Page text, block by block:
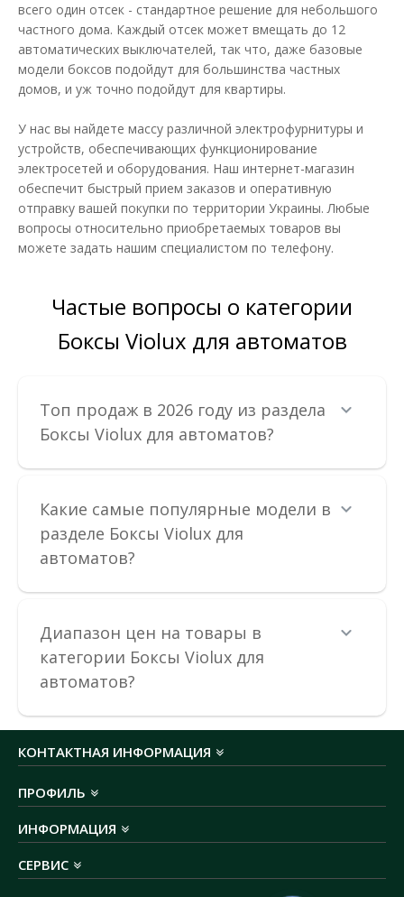
1 004.94 грн
В КОРЗИНУ
В сравнения
В закладки
Бокс пластиковый VIOLUX на 36 модулей
внутренний
Доступность: В наличии
Ящик для автоматов VIOLUX предназначен для установки
В сравнения
всего один отсек - стандартное решение для небольшого
частного дома. Каждый отсек может вмещать до 12
автоматических выключателей, так что, даже базовые
модели боксов подойдут для большинства частных
домов, и уж точно подойдут для квартиры.
У нас вы найдете массу различной электрофурнитуры и
устройств, обеспечивающих функционирование
электросетей и оборудования. Наш интернет-магазин
обеспечит быстрый прием заказов и оперативную
отправку вашей покупки по территории Украины. Любые
вопросы относительно приобретаемых товаров вы
можете задать нашим специалистом по телефону.
Частые вопросы о категории
Боксы Violux для автоматов
Топ продаж в 2026 году из раздела
Боксы Violux для автоматов?
Какие самые популярные модели в
разделе Боксы Violux для
автоматов?
Диапазон цен на товары в
категории Боксы Violux для
автоматов?
КОНТАКТНАЯ ИНФОРМАЦИЯ
ПРОФИЛЬ
ИНФОРМАЦИЯ
СЕРВИС